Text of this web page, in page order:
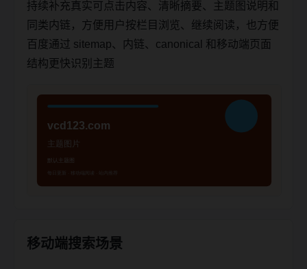
持续补充真实可点击内容、清晰摘要、主题图说明和
同类内链，方便用户按栏目浏览、继续阅读，也方便
百度通过 sitemap、内链、canonical 和移动端页面
结构更快识别主题
移动端搜索场景